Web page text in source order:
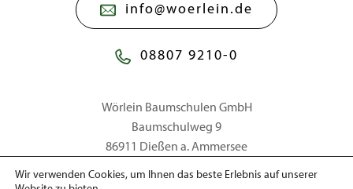
info@woerlein.de
08807 9210-0
Wörlein Baumschulen GmbH
Baumschulweg 9
86911 Dießen a. Ammersee
Wir verwenden Cookies, um Ihnen das beste Erlebnis auf unserer